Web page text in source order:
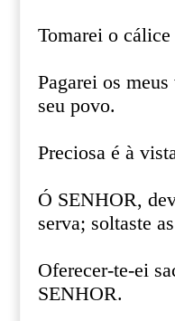
Tomarei o
Pagarei os
seu povo.
Preciosa é à
Ó SENHOR,
serva; soltaste
Oferecer-te-ei
SENHOR.